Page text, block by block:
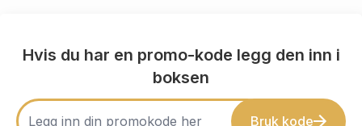
Hvis du har en promo-kode legg den inn i
boksen
Bruk kode